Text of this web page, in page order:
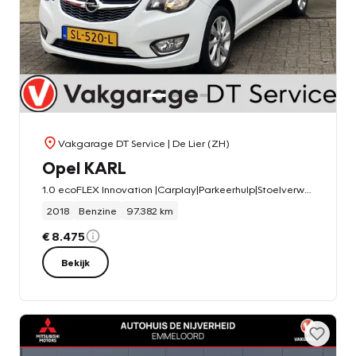
Vakgarage DT Service | De Lier (ZH)
Opel KARL
2018
Benzine 97.382 km
€ 8.475
Bekijk